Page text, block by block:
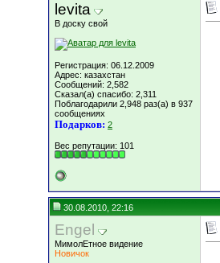
levita
В доску свой
Регистрация: 06.12.2009
Адрес: казахстан
Сообщений: 2,582
Сказал(а) спасибо: 2,311
Поблагодарили 2,948 раз(а) в 937
сообщениях
Подарков: 2
Вес репутации: 101
30.08.2010, 22:16
Engel
МимолЕтное видение
Новичок